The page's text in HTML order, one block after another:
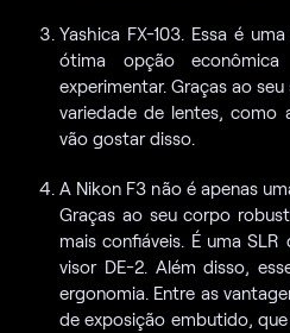
Yashica FX-103. Essa é
ótima opção
experimentar. Graças ao
variedade de lentes, como
vão gostar disso.
A Nikon F3 não é apenas
Graças ao seu corpo
mais confiáveis. É uma
visor DE-2. Além disso,
ergonomia. Entre as
de exposição embutido,